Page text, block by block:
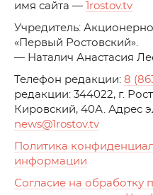
имя сайта —
1rostov.tv
Учредитель:
«Первый
— Наталич Анастасия
Телефон редакции: 8
редакции: 344022, г.
Кировский, 40А. Адрес
news@1rostov.tv
Политика
информации
Согласие на обработку